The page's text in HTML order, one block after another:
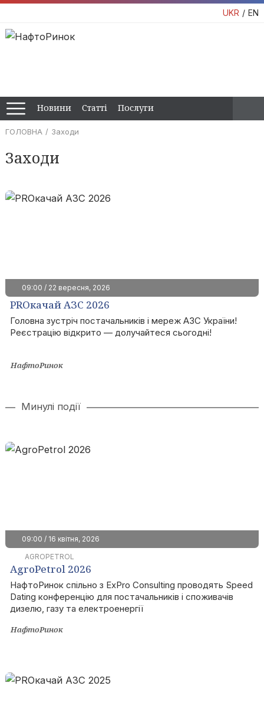
UKR EN
Новини Статті Послуги
ГОЛОВНА Заходи
Заходи
09:00 / 22 вересня, 2026
PROкачай АЗС 2026
Головна зустріч постачальників і мереж АЗС України!
Реєстрацію відкрито — долучайтеся сьогодні!
НафтоРинок
Минулі події
09:00 / 16 квітня, 2026
AGROPETROL
AgroPetrol 2026
НафтоРинок спільно з ExPro Consulting проводять Speed
Dating конференцію для постачальників і споживачів
дизелю, газу та електроенергії
НафтоРинок